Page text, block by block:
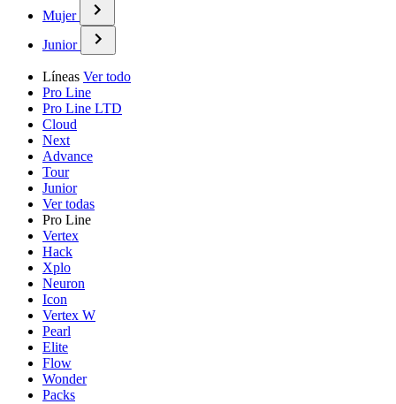
Mujer
Junior
Líneas Ver todo
Pro Line
Pro Line LTD
Cloud
Next
Advance
Tour
Junior
Ver todas
Pro Line
Vertex
Hack
Xplo
Neuron
Icon
Vertex W
Pearl
Elite
Flow
Wonder
Packs